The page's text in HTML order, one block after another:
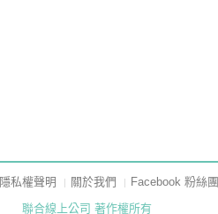
隱私權聲明 關於我們
Facebook 粉絲團
聯合線上公司 著作權所有